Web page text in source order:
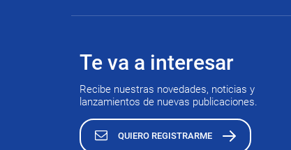
Te va a interesar
Recibe nuestras novedades, noticias y
lanzamientos de nuevas publicaciones.
QUIERO REGISTRARME